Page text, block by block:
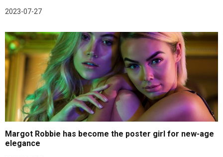
2023-07-27
Margot Robbie has become the poster girl for new-age
elegance